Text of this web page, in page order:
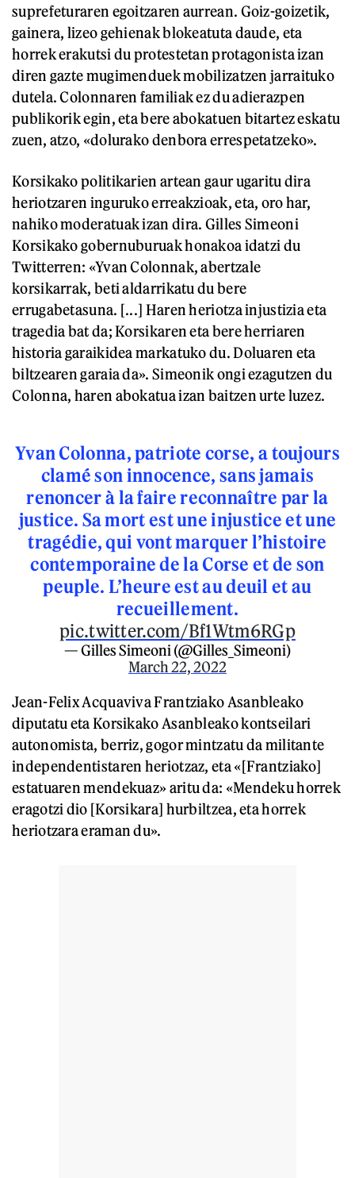
suprefeturaren egoitzaren aurrean. Goiz-goizetik,
gainera, lizeo gehienak blokeatuta daude, eta
horrek erakutsi du protestetan protagonista izan
diren gazte mugimenduek mobilizatzen jarraituko
dutela. Colonnaren familiak ez du adierazpen
publikorik egin, eta bere abokatuen bitartez eskatu
zuen, atzo, «dolurako denbora errespetatzeko».
Korsikako politikarien artean gaur ugaritu dira
heriotzaren inguruko erreakzioak, eta, oro har,
nahiko moderatuak izan dira. Gilles Simeoni
Korsikako gobernuburuak honakoa idatzi du
Twitterren: «Yvan Colonnak, abertzale
korsikarrak, beti aldarrikatu du bere
errugabetasuna. [...] Haren heriotza injustizia eta
tragedia bat da; Korsikaren eta bere herriaren
historia garaikidea markatuko du. Doluaren eta
biltzearen garaia da». Simeonik ongi ezagutzen du
Colonna, haren abokatua izan baitzen urte luzez.
Yvan Colonna, patriote corse, a toujours
clamé son innocence, sans jamais
renoncer à la faire reconnaître par la
justice. Sa mort est une injustice et une
tragédie, qui vont marquer l’histoire
contemporaine de la Corse et de son
peuple. L’heure est au deuil et au
recueillement.
pic.twitter.com/Bf1Wtm6RGp
— Gilles Simeoni (@Gilles_Simeoni)
March 22, 2022
Jean-Felix Acquaviva Frantziako Asanbleako
diputatu eta Korsikako Asanbleako kontseilari
autonomista, berriz, gogor mintzatu da militante
independentistaren heriotzaz, eta «[Frantziako]
estatuaren mendekuaz» aritu da: «Mendeku horrek
eragotzi dio [Korsikara] hurbiltzea, eta horrek
heriotzara eraman du».